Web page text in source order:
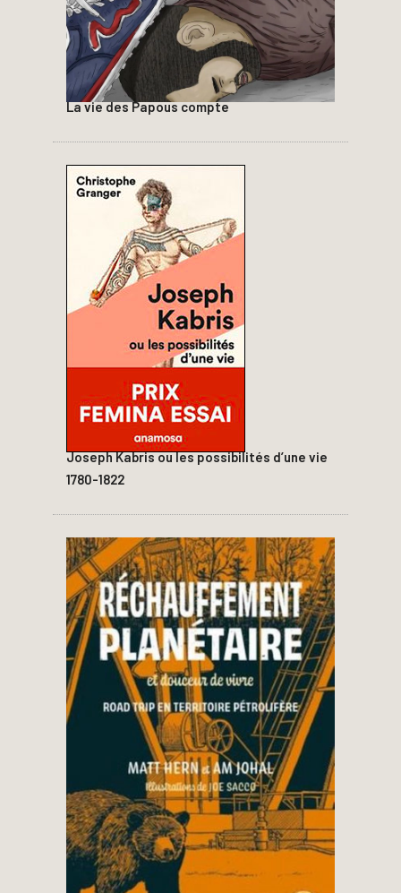
La vie des Papous compte
Joseph Kabris ou les possibilités d’une vie
1780-1822